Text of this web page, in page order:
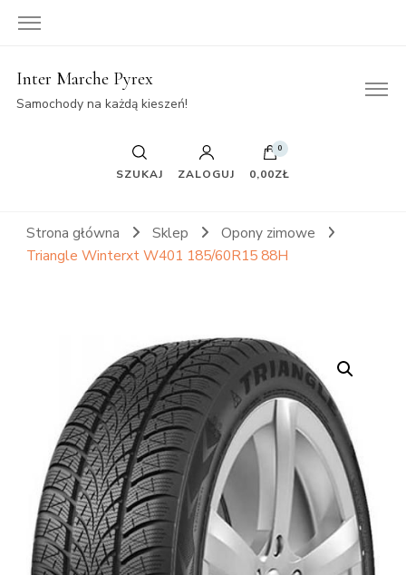
Inter Marche Pyrex
Samochody na każdą kieszeń!
SZUKAJ ZALOGUJ
0
0,00ZŁ
Strona główna Sklep
Opony zimowe
Triangle Winterxt W401 185/60R15 88H